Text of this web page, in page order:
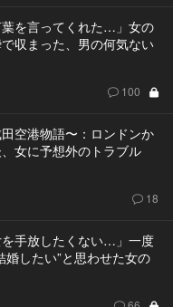
葉を言ってくれた…」女の
収まった、男の何気ない
100
空港物語〜：ロンドンか
女に予想外のトラブル
18
を手放したくない…」一度
婚したい”と思わせた女の